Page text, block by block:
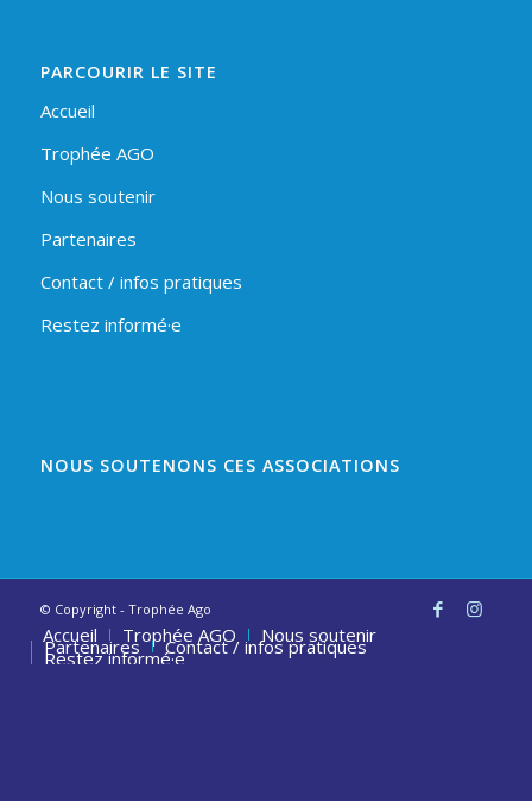
PARCOURIR LE SITE
Accueil
Trophée AGO
Nous soutenir
Partenaires
Contact / infos pratiques
Restez informé·e
NOUS SOUTENONS CES ASSOCIATIONS
Suivant
© Copyright - Trophée Ago
Accueil Trophée AGO Nous soutenir
Partenaires Contact / infos pratiques
Restez informé·e